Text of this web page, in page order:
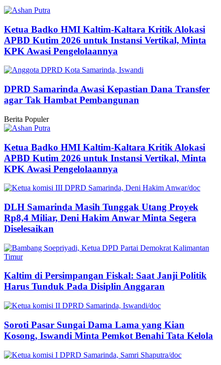
Ketua Badko HMI Kaltim-Kaltara Kritik Alokasi
APBD Kutim 2026 untuk Instansi Vertikal, Minta
KPK Awasi Pengelolaannya
DPRD Samarinda Awasi Kepastian Dana Transfer
agar Tak Hambat Pembangunan
Berita Populer
Ketua Badko HMI Kaltim-Kaltara Kritik Alokasi
APBD Kutim 2026 untuk Instansi Vertikal, Minta
KPK Awasi Pengelolaannya
DLH Samarinda Masih Tunggak Utang Proyek
Rp8,4 Miliar, Deni Hakim Anwar Minta Segera
Diselesaikan
Kaltim di Persimpangan Fiskal: Saat Janji Politik
Harus Tunduk Pada Disiplin Anggaran
Soroti Pasar Sungai Dama Lama yang Kian
Kosong, Iswandi Minta Pemkot Benahi Tata Kelola